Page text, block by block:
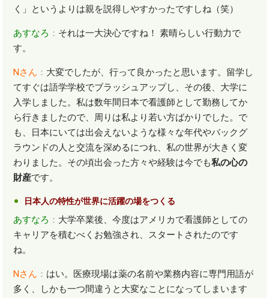
く」というよりは親を説得しやすかったですしね（笑）
あすなろ ： それは一大決心ですね！ 素晴らしい行動力で
す。
Nさん ： 大変でしたが、行って良かったと思います。留学し
てすぐは語学学校でブラッシュアップし、その後、大学に
入学しました。私は数年間日本で看護師として勤務してか
ら行きましたので、周りは私より若い方ばかりでした。で
も、日本にいては出会えないような様々な年代やバックグ
ラウンドの人と交流を深めるにつれ、私の世界が大きく変
わりました。その頃出会った方々や経験は今でも私の心の
財産です。
日本人の特性が世界に活躍の場をつくる
あすなろ ： 大学卒業後、今度はアメリカで看護師としての
キャリアを積むべくお勉強され、スタートされたのです
ね。
Nさん ： はい。医療現場は薬の名前や業務内容に専門用語が
多く、しかも一つ間違うと大変なことになってしまいます